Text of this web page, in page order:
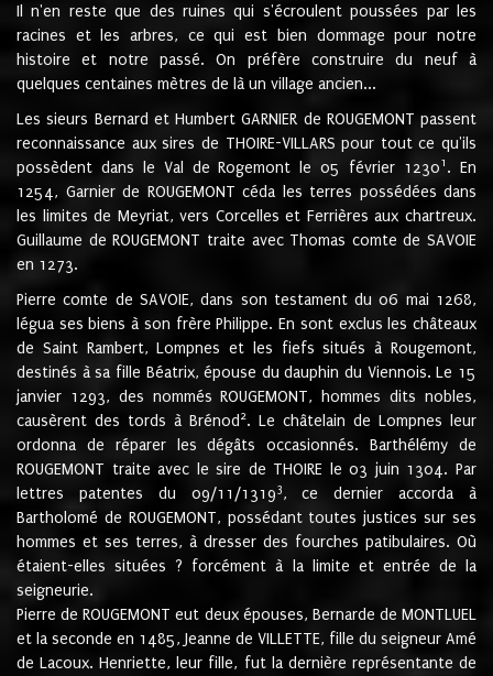
Il n'en reste que des ruines qui s'écroulent poussées par les
racines et les arbres, ce qui est bien dommage pour notre
histoire et notre passé. On préfère construire du neuf à
quelques centaines mètres de là un village ancien...
Les sieurs Bernard et Humbert GARNIER de ROUGEMONT passent
reconnaissance aux sires de THOIRE-VILLARS pour tout ce qu'ils
possèdent dans le Val de Rogemont le 05 février 12301 . En
1254, Garnier de ROUGEMONT céda les terres possédées dans
les limites de Meyriat, vers Corcelles et Ferrières aux chartreux.
Guillaume de ROUGEMONT traite avec Thomas comte de SAVOIE
en 1273.
Pierre comte de SAVOIE, dans son testament du 06 mai 1268,
légua ses biens à son frère Philippe. En sont exclus les châteaux
de Saint Rambert, Lompnes et les fiefs situés à Rougemont,
destinés à sa fille Béatrix, épouse du dauphin du Viennois. Le 15
janvier 1293, des nommés ROUGEMONT, hommes dits nobles,
causèrent des tords à Brénod 2. Le châtelain de Lompnes leur
ordonna de réparer les dégâts occasionnés. Barthélémy de
ROUGEMONT traite avec le sire de THOIRE le 03 juin 1304. Par
lettres patentes du 09/11/13193, ce dernier accorda à
Bartholomé de ROUGEMONT, possédant toutes justices sur ses
hommes et ses terres, à dresser des fourches patibulaires. Où
étaient-elles situées ? forcément à la limite et entrée de la
seigneurie.
Pierre de ROUGEMONT eut deux épouses, Bernarde de MONTLUEL
et la seconde en 1485, Jeanne de VILLETTE, fille du seigneur Amé
de Lacoux. Henriette, leur fille, fut la dernière représentante de